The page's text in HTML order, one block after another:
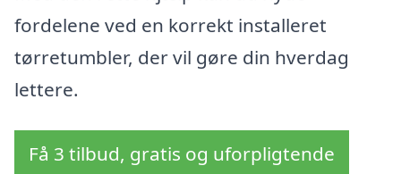
fordelene ved en korrekt installeret
tørretumbler, der vil gøre din hverdag
lettere.
Få 3 tilbud, gratis og uforpligtende